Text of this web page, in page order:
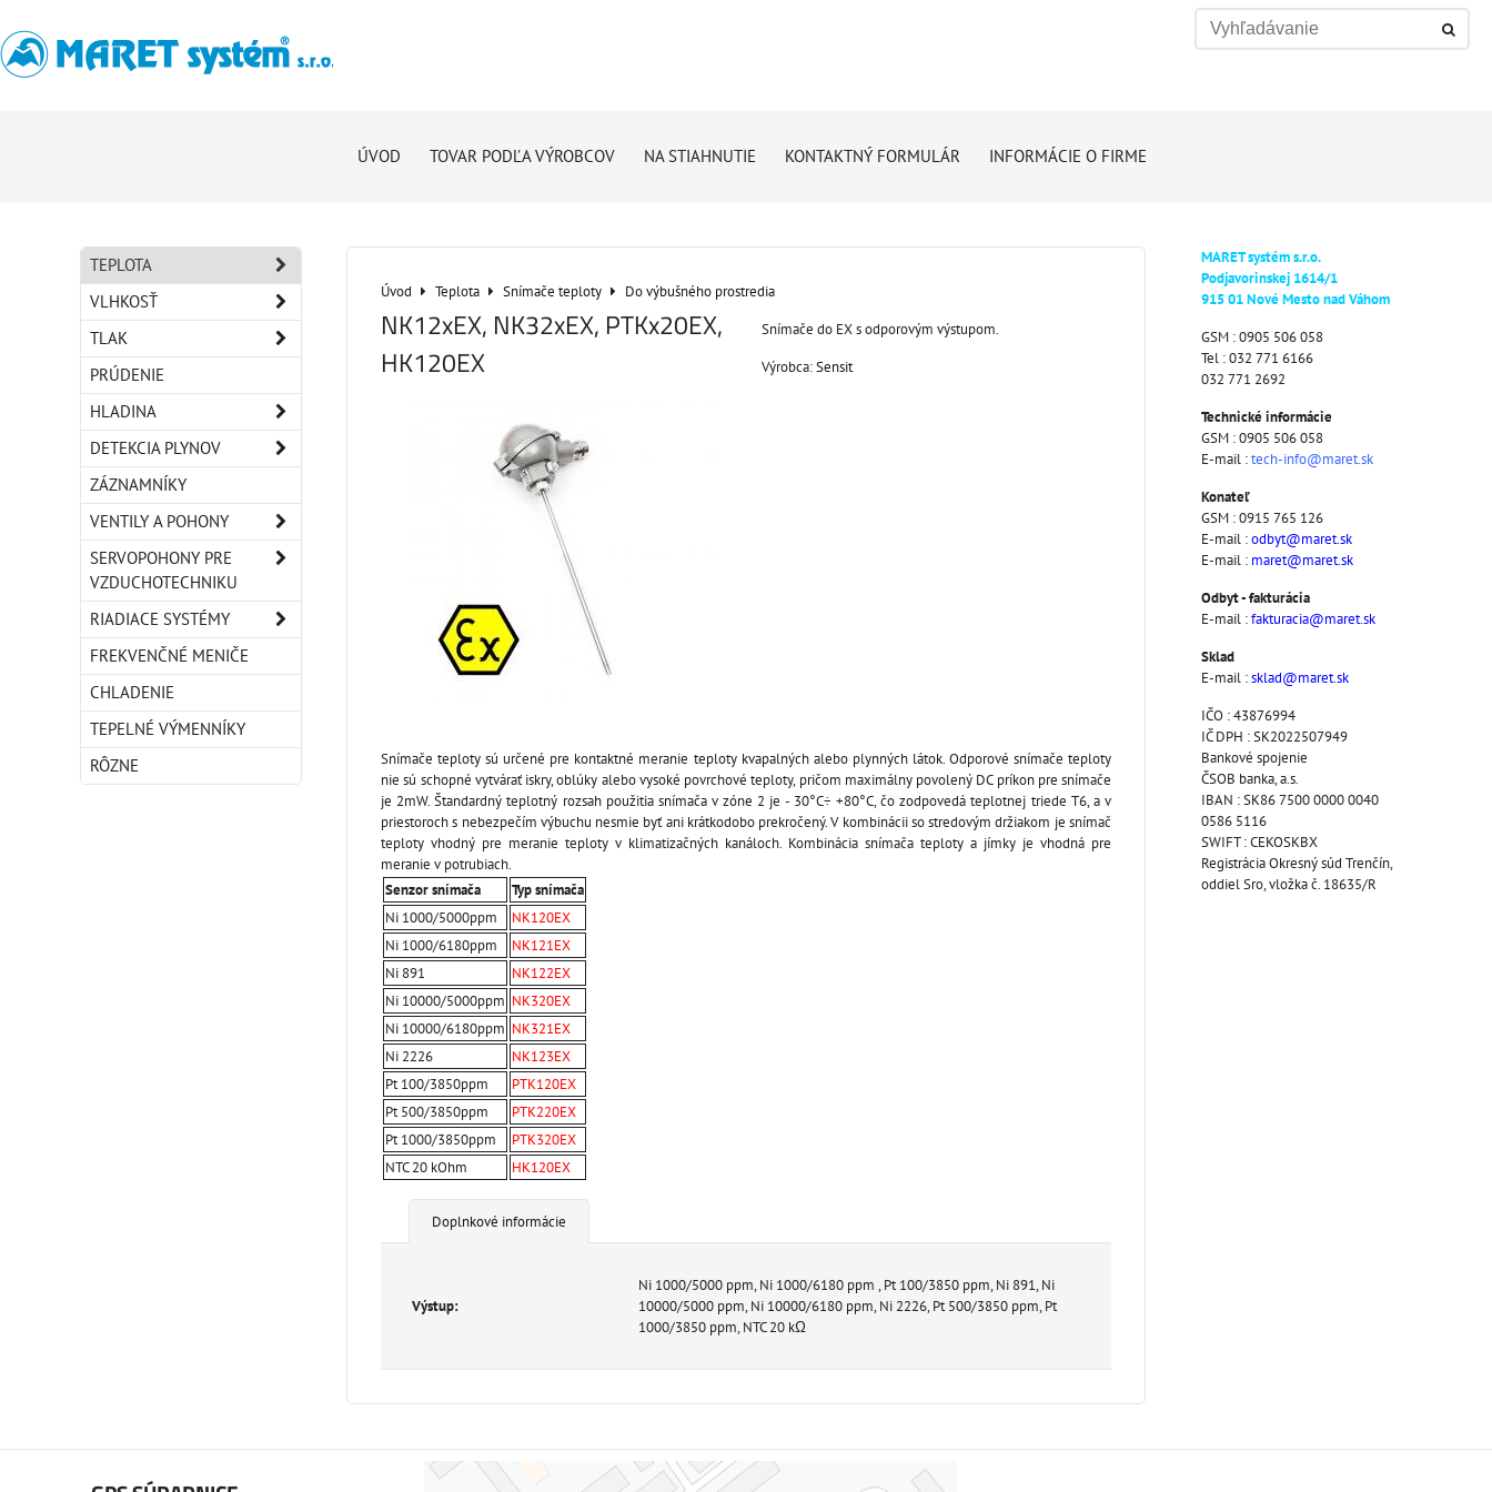
ÚVOD TOVAR PODĽA VÝROBCOV NA STIAHNUTIE KONTAKTNÝ FORMULÁR INFORMÁCIE O FIRME
Úvod Teplota Snímače teploty Do výbušného prostredia
NK12xEX, NK32xEX, PTKx20EX,
HK120EX
Snímače do EX s odporovým výstupom.
Výrobca:Sensit
Snímače teploty sú určené pre kontaktné meranie teploty kvapalných alebo plynných látok. Odporové snímače teploty
nie sú schopné vytvárať iskry, oblúky alebo vysoké povrchové teploty, pričom maximálny povolený DC príkon pre snímače
je 2mW. Štandardný teplotný rozsah použitia snímača v zóne 2 je - 30°C÷ +80°C, čo zodpovedá teplotnej triede T6, a v
priestoroch s nebezpečím výbuchu nesmie byť ani krátkodobo prekročený. V kombinácii so stredovým držiakom je snímač
teploty vhodný pre meranie teploty v klimatizačných kanáloch. Kombinácia snímača teploty a jímky je vhodná pre
meranie v potrubiach.
Senzor snímača
Typ snímača
Ni 1000/5000ppm
NK120EX
Ni 1000/6180ppm
NK121EX
Ni 891
NK122EX
Ni 10000/5000ppm NK320EX
Ni 10000/6180ppm NK321EX
Ni 2226
NK123EX
Pt 100/3850ppm
PTK120EX
Pt 500/3850ppm
PTK220EX
Pt 1000/3850ppm
PTK320EX
NTC 20 kOhm
HK120EX
Doplnkové informácie
Výstup:
Ni 1000/5000 ppm, Ni 1000/6180 ppm , Pt 100/3850 ppm, Ni 891, Ni
10000/5000 ppm, Ni 10000/6180 ppm, Ni 2226, Pt 500/3850 ppm, Pt
1000/3850 ppm, NTC 20 kΩ
TEPLOTA
VLHKOSŤ
TLAK
PRÚDENIE
HLADINA
DETEKCIA PLYNOV
ZÁZNAMNÍKY
VENTILY A POHONY
SERVOPOHONY PRE
VZDUCHOTECHNIKU
RIADIACE SYSTÉMY
FREKVENČNÉ MENIČE
CHLADENIE
TEPELNÉ VÝMENNÍKY
RÔZNE
MARET systém s.r.o.
Podjavorinskej 1614/1
915 01 Nové Mesto nad Váhom
GSM : 0905 506 058
Tel : 032 771 6166
032 771 2692
Technické informácie
GSM : 0905 506 058
E-mail :tech-info@maret.sk
Konateľ
GSM : 0915 765 126
E-mail :odbyt@maret.sk
E-mail : maret@maret.sk
Odbyt - fakturácia
E-mail :fakturacia@maret.sk
Sklad
E-mail :sklad@maret.sk
IČO : 43876994
IČ DPH : SK2022507949
Bankové spojenie
ČSOB banka, a.s.
IBAN : SK86 7500 0000 0040
0586 5116
SWIFT : CEKOSKBX
Registrácia Okresný súd Trenčín,
oddiel Sro, vložka č. 18635/R